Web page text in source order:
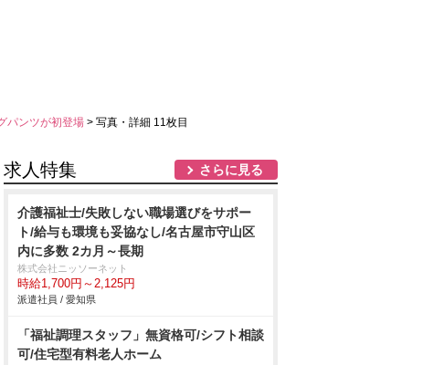
パンツが初登場 > 写真・詳細 11枚目
求人特集 さらに見る
介護福祉士/失敗しない職場選びをサポー
ト/給与も環境も妥協なし/名古屋市守山区
内に多数 2カ月～長期
株式会社ニッソーネット
時給1,700円～2,125円
派遣社員 / 愛知県
「福祉調理スタッフ」無資格可/シフト相談
可/住宅型有料老人ホーム